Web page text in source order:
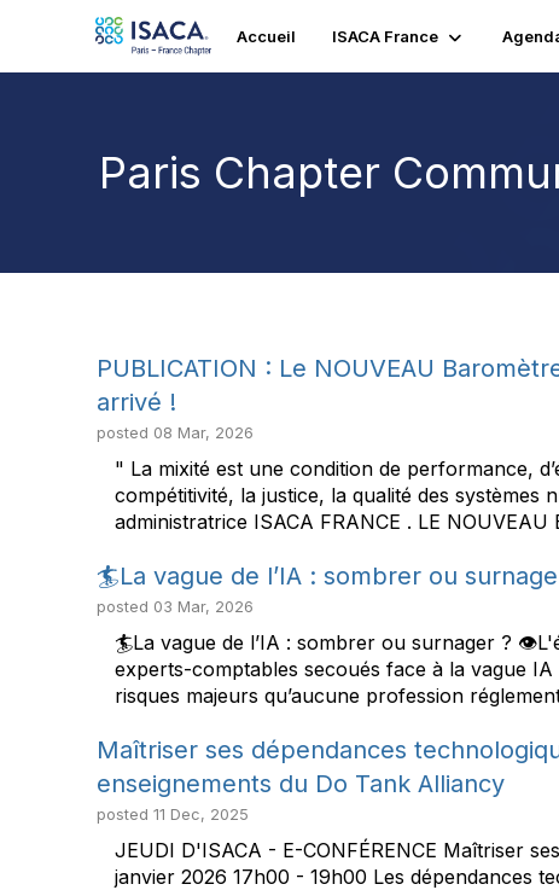
Accueil ISACA France
Paris Chapter
PUBLICATION : Le NOUVEAU
arrivé !
posted 08 Mar, 2026
" La mixité est une condition de performance,
compétitivité, la justice, la qualité des systèmes
administratrice ISACA FRANCE . LE
🏄La vague de l’IA : sombrer ou
posted 03 Mar, 2026
🏄La vague de l’IA : sombrer ou surnager ?
experts-comptables secoués face à la vague
risques majeurs qu’aucune profession
Maîtriser ses dépendances
enseignements du Do Tank Alliancy
posted 11 Dec, 2025
JEUDI D'ISACA - E-CONFÉRENCE Maîtriser
janvier 2026 17h00 - 19h00 Les dépendances